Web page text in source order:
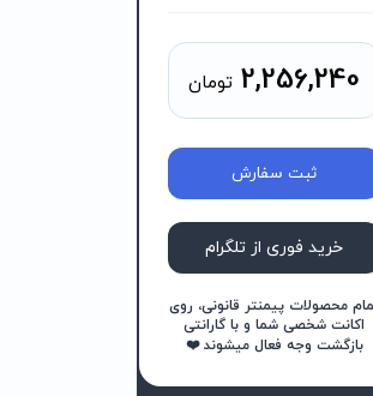
2,256,240 تومان
ثبت سفارش
خرید فوری از تلگرام
محصولات پیمنتر قانونی، روی
اکانت شخصی شما و با گارانتی
بازگشت وجه فعال میشوند ❤️